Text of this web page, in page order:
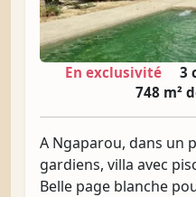
En exclusivité 3
748 m²
A Ngaparou, dans un
gardiens, villa avec
Belle page blanche